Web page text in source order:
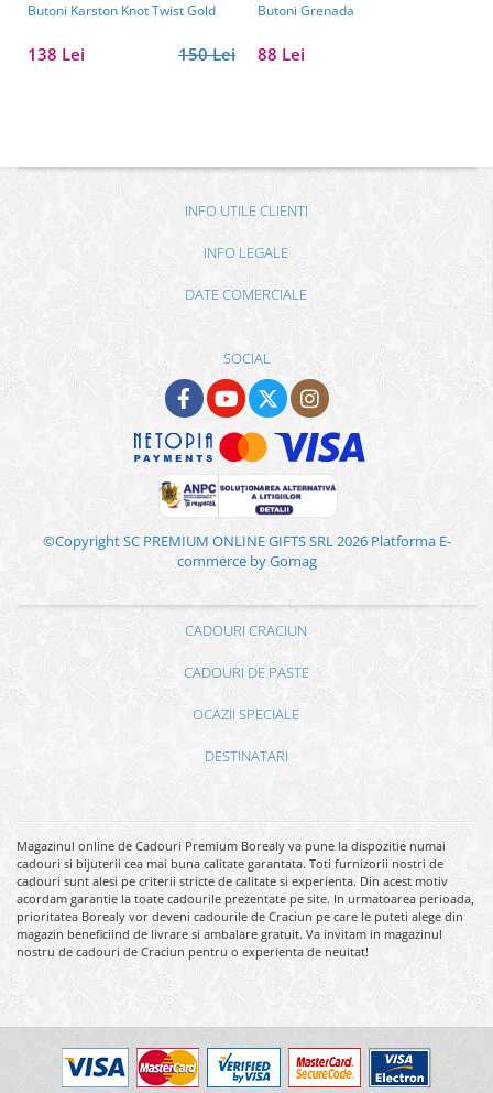
Butoni Karston Knot Twist Gold
150 Lei
138 Lei
Butoni Grenada
88 Lei
INFO UTILE CLIENTI
INFO LEGALE
DATE COMERCIALE
SOCIAL
©Copyright SC PREMIUM ONLINE GIFTS SRL 2026 Platforma E-
commerce by Gomag
CADOURI CRACIUN
CADOURI DE PASTE
OCAZII SPECIALE
DESTINATARI
Magazinul online de Cadouri Premium Borealy va pune la dispozitie numai
cadouri si bijuterii cea mai buna calitate garantata. Toti furnizorii nostri de
cadouri sunt alesi pe criterii stricte de calitate si experienta. Din acest motiv
acordam garantie la toate cadourile prezentate pe site. In urmatoarea perioada,
prioritatea Borealy vor deveni cadourile de Craciun pe care le puteti alege din
magazin beneficiind de livrare si ambalare gratuit. Va invitam in magazinul
nostru de cadouri de Craciun pentru o experienta de neuitat!